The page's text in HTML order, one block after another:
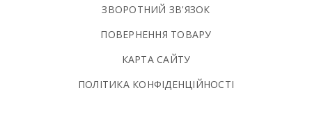
ЗВОРОТНИЙ ЗВ'ЯЗОК
ПОВЕРНЕННЯ ТОВАРУ
КАРТА САЙТУ
ПОЛIТИКА КОНФIДЕНЦIЙНОСТI